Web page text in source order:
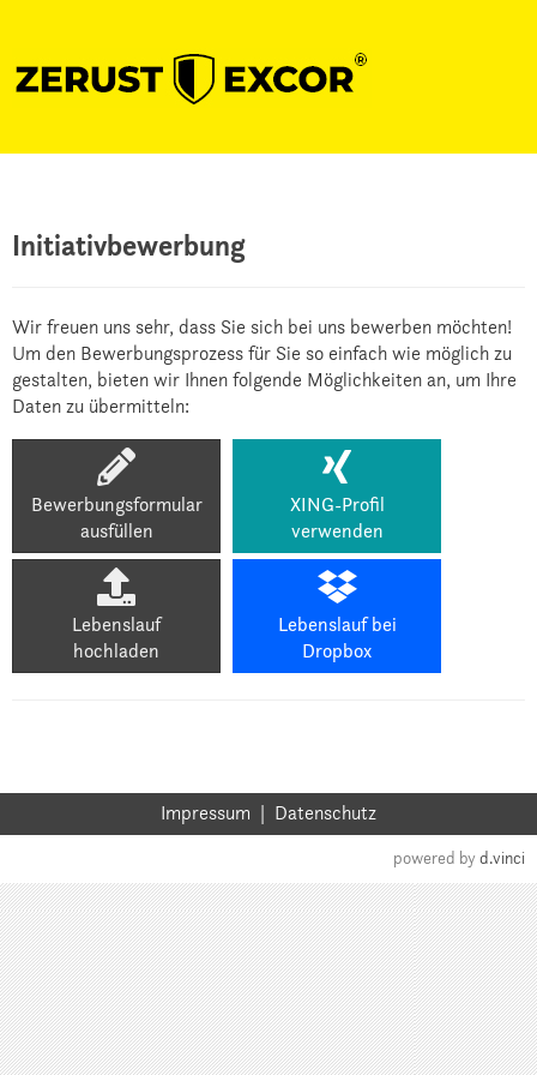
Initiativbewerbung
Wir freuen uns sehr, dass Sie sich bei uns bewerben möchten!
Um den Bewerbungsprozess für Sie so einfach wie möglich zu
gestalten, bieten wir Ihnen folgende Möglichkeiten an, um Ihre
Daten zu übermitteln:
Bewerbungsformular
ausfüllen
XING-Profil
verwenden
Lebenslauf
hochladen
Lebenslauf bei
Dropbox
Impressum | Datenschutz
powered byd.vinci